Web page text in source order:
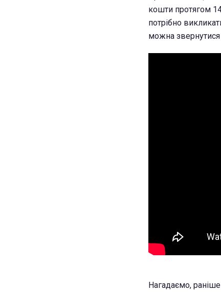
кошти протягом
потрібно
можна
Нагадаємо,